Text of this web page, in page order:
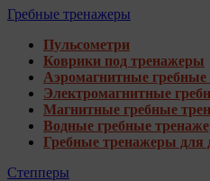
Гребные тренажеры
Пульсометри
Коврики под тренажеры
Аэромагнитные
Электромагнитные
Магнитные гребные
Водные гребные
Гребные тренажеры для
Степперы